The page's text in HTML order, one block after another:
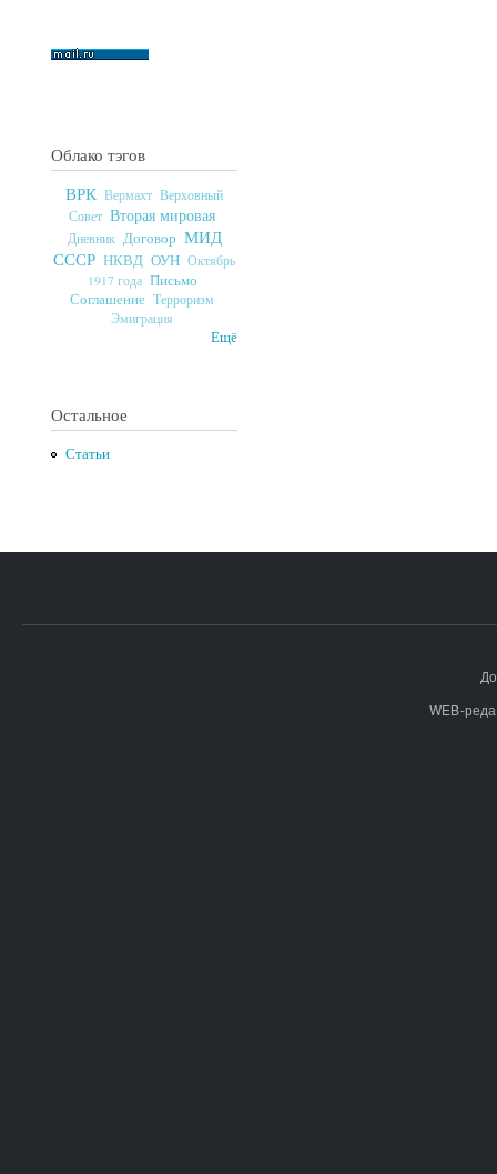
Облако тэгов
ВРК Вермахт Верховный
Совет Вторая мировая
Дневник Договор МИД
СССР НКВД ОУН Октябрь
1917 года Письмо
Соглашение Терроризм
Эмиграция
Ещё
Остальное
Статьи
WEB-